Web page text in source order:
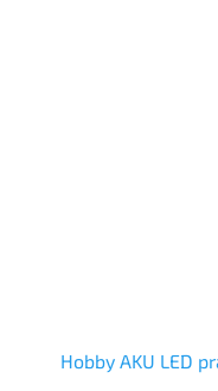
Hobby AKU LED